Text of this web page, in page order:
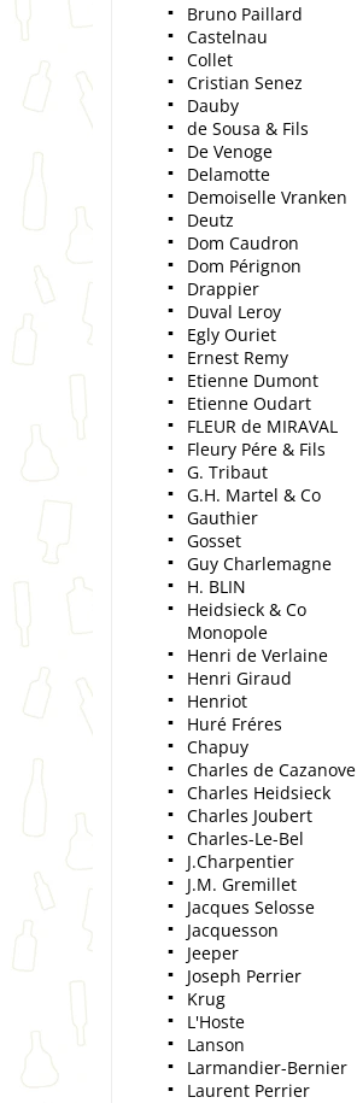
Bruno Paillard
Castelnau
Collet
Cristian Senez
Dauby
de Sousa & Fils
De Venoge
Delamotte
Demoiselle Vranken
Deutz
Dom Caudron
Dom Pérignon
Drappier
Duval Leroy
Egly Ouriet
Ernest Remy
Etienne Dumont
Etienne Oudart
FLEUR de MIRAVAL
Fleury Pére & Fils
G. Tribaut
G.H. Martel & Co
Gauthier
Gosset
Guy Charlemagne
H. BLIN
Heidsieck & Co
Monopole
Henri de Verlaine
Henri Giraud
Henriot
Huré Fréres
Chapuy
Charles de Cazanove
Charles Heidsieck
Charles Joubert
Charles-Le-Bel
J.Charpentier
J.M. Gremillet
Jacques Selosse
Jacquesson
Jeeper
Joseph Perrier
Krug
L'Hoste
Lanson
Larmandier-Bernier
Laurent Perrier